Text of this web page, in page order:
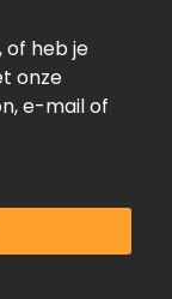
of heb je
onze
e-mail of